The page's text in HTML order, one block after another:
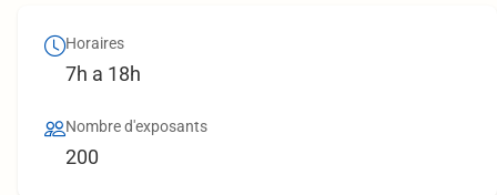
Horaires
7h a 18h
Nombre d'exposants
200